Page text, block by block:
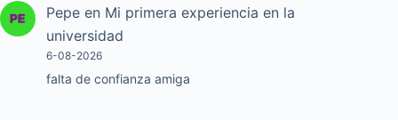
Pepe en Mi primera experiencia en la
universidad
6-08-2026
falta de confianza amiga